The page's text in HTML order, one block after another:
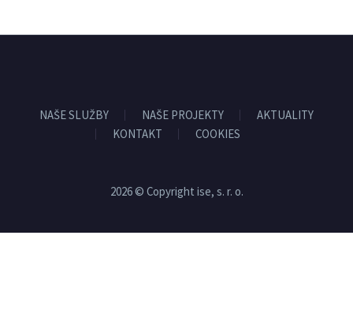
NAŠE SLUŽBY NAŠE PROJEKTY
AKTUALITY
KONTAKT
COOKIES
2026 © Copyright ise, s. r. o.